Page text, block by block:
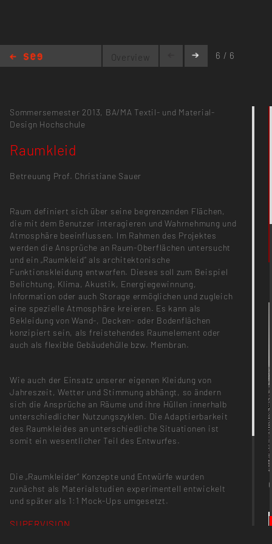
Overview 6 / 6
Sommersemester 2013, BA/MA Textil- und Material-
Design Hochschule
Raumkleid
Betreuung Prof. Christiane Sauer
Raum definiert sich über seine begrenzenden Flächen,
die mit dem Benutzer interagieren und Wahrnehmung und
Atmosphäre beeinflussen. Im Rahmen des Projektes
werden die Ansprüche an Raum-Oberflächen untersucht
und ein „Raumkleid“ als architektonische
Funktionskleidung entworfen. Dieses soll zum Beispiel
Belichtung, Klima, Akustik, Energiegewinnung,
Information oder auch Storage ermöglichen und zugleich
eine spezielle Atmosphäre kreieren. Es kann als
Bekleidung von Wand-, Decken- oder Bodenflächen
konzipiert sein, als freistehendes Raumelement oder
auch als flexible Gebäudehülle bzw. Membran.
Wie auch der Einsatz unserer eigenen Kleidung von
Jahreszeit, Wetter und Stimmung abhängt, so ändern
sich die Ansprüche an Räume und ihre Hüllen innerhalb
unterschiedlicher Nutzungszyklen. Die Adaptierbarkeit
des Raumkleides an unterschiedliche Situationen ist
somit ein wesentlicher Teil des Entwurfes.
Die „Raumkleider“ Konzepte und Entwürfe wurden
zunächst als Materialstudien experimentell entwickelt
und später als 1:1 Mock-Ups umgesetzt.
SUPERVISION